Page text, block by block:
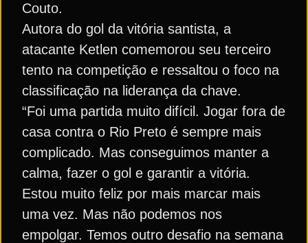
Couto.
Autora do gol da vitória santista, a
atacante Ketlen comemorou seu terceiro
tento na competição e ressaltou o foco na
classificação na liderança da chave.
“Foi uma partida muito difícil. Jogar fora de
casa contra o Rio Preto é sempre mais
complicado. Mas conseguimos manter a
calma, fazer o gol e garantir a vitória.
Estou muito feliz por mais marcar mais
uma vez. Mas não podemos nos
empolgar. Temos outro desafio na semana